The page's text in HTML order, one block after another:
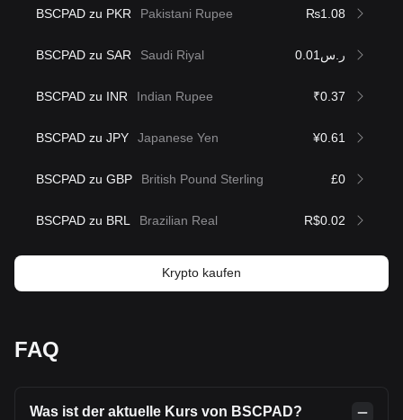
BSCPAD zu PKR Pakistani Rupee ₨1.08
BSCPAD zu SAR Saudi Riyal ر.س0.01
BSCPAD zu INR Indian Rupee ₹0.37
BSCPAD zu JPY Japanese Yen ¥0.61
BSCPAD zu GBP British Pound Sterling £0
BSCPAD zu BRL Brazilian Real R$0.02
Krypto kaufen
FAQ
Was ist der aktuelle Kurs von BSCPAD?